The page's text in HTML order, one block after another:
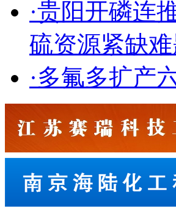
·贵阳开磷连
硫资源紧缺
·多氟多扩产